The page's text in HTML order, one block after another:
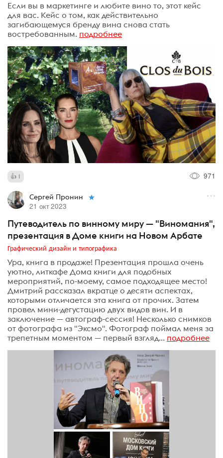
Если вы в маркетинге и любите вино то, этот кейс
для вас. Кейс о том, как действительно
загибающемуся бренду вина снова стать
востребованным. подробнее
1 971
Сергей Пронин
21 окт 2023
Путеводитель по винному миру — "Виномания",
презентация в Доме книги на Новом Арбате
Графический дизайн и типографика
Ура, книга в продаже! Презентация прошла очень
уютно, литкафе Дома книги для подобных
мероприятий, по-моему, самое подходящее место!
Дмитрий рассказал вкратце о десяти аспектах,
которыми отличается эта книга от прочих. Затем
провел мини-дегустацию двух видов вин. И в
заключение — автограф-сессия! Несколько снимков
от фотографа из "Эксмо". Фотограф поймал меня за
трепетным моментом — первый взгляд... подробнее